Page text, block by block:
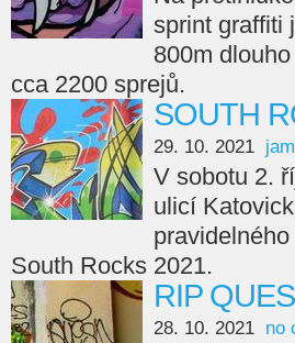
sprint graffiti
800m
cca 2200 sprejů.
SOUTH
29. 10. 2021
V sobotu 2.
ulicí
South Rocks 2021.
RIP
28. 10. 2021 no